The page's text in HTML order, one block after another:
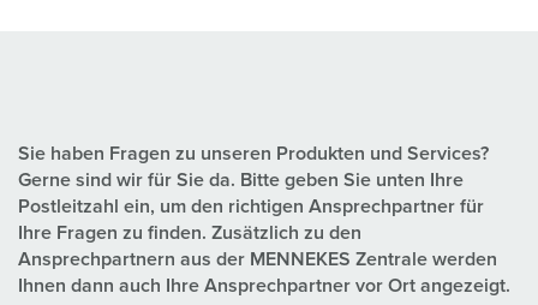
Sie haben Fragen zu unseren Produkten und Services?
Gerne sind wir für Sie da. Bitte geben Sie unten Ihre
Postleitzahl ein, um den richtigen Ansprechpartner für
Ihre Fragen zu finden. Zusätzlich zu den
Ansprechpartnern aus der MENNEKES Zentrale werden
Ihnen dann auch Ihre Ansprechpartner vor Ort angezeigt.